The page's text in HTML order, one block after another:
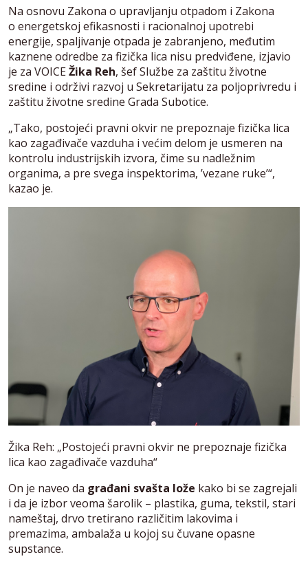
Na osnovu Zakona o upravljanju otpadom i Zakona
o energetskoj efikasnosti i racionalnoj upotrebi
energije, spaljivanje otpada je zabranjeno, međutim
kaznene odredbe za fizička lica nisu predviđene, izjavio
je za VOICEŽika Reh, šef Službe za zaštitu životne
sredine i održivi razvoj u Sekretarijatu za poljoprivredu i
zaštitu životne sredine Grada Subotice.
„Tako, postojeći pravni okvir ne prepoznaje fizička lica
kao zagađivače vazduha i većim delom je usmeren na
kontrolu industrijskih izvora, čime su nadležnim
organima, a pre svega inspektorima, ’vezane ruke’“,
kazao je.
Žika Reh: „Postojeći pravni okvir ne prepoznaje fizička
lica kao zagađivače vazduha“
On je naveo da građani svašta lože kako bi se zagrejali
i da je izbor veoma šarolik – plastika, guma, tekstil, stari
nameštaj, drvo tretirano različitim lakovima i
premazima, ambalaža u kojoj su čuvane opasne
supstance.